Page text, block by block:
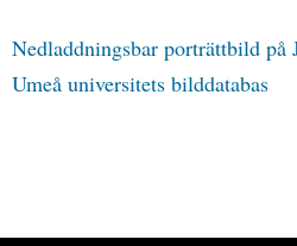
Nedladdningsbar porträttbild på
Umeå universitets bilddatabas